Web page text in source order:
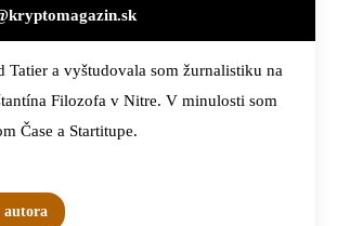
Tatier a vyštudovala som žurnalistiku na
Filozofa v Nitre. V minulosti som
Čase a Startitupe.
autora